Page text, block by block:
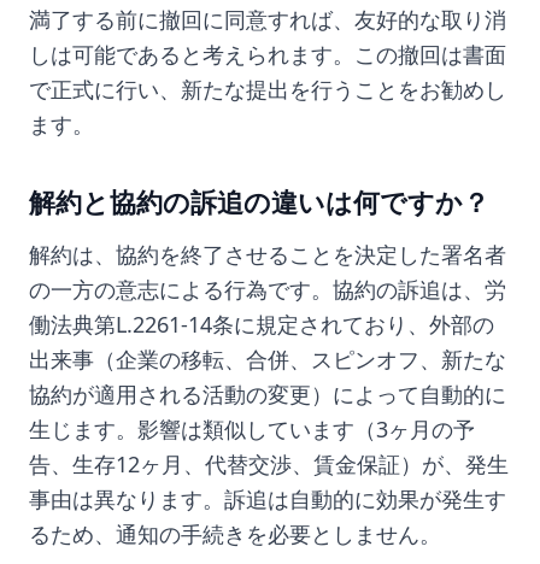
満了する前に撤回に同意すれば、友好的な取り消
しは可能であると考えられます。この撤回は書面
で正式に行い、新たな提出を行うことをお勧めし
ます。
解約と協約の訴追の違いは何ですか？
解約は、協約を終了させることを決定した署名者
の一方の意志による行為です。協約の訴追は、労
働法典第L.2261-14条に規定されており、外部の
出来事（企業の移転、合併、スピンオフ、新たな
協約が適用される活動の変更）によって自動的に
生じます。影響は類似しています（3ヶ月の予
告、生存12ヶ月、代替交渉、賃金保証）が、発生
事由は異なります。訴追は自動的に効果が発生す
るため、通知の手続きを必要としません。